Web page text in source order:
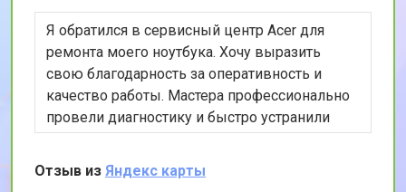
Я обратился в сервисный центр Acer для
ремонта моего ноутбука. Хочу выразить
свою благодарность за оперативность и
качество работы. Мастера профессионально
провели диагностику и быстро устранили
проблему. Особенно порадовала гарантия на
ремонтные работы. Рекомендую этот сервис
всем, кто ценит качество и скорость
Отзыв из Яндекс карты